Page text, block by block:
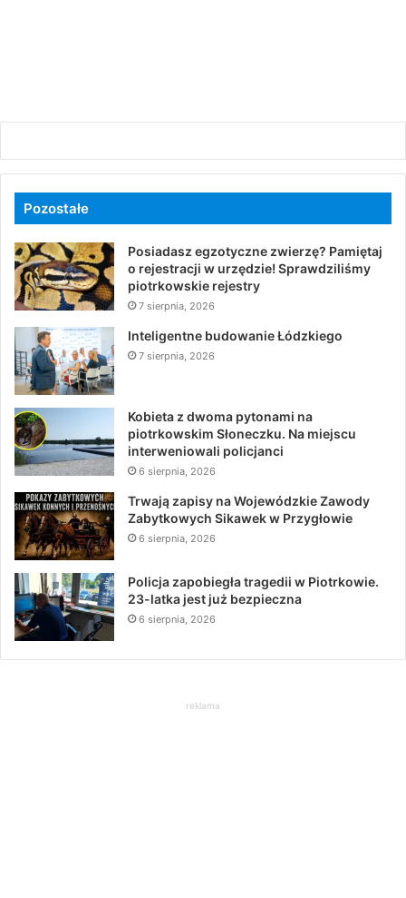
Pozostałe
Posiadasz egzotyczne zwierzę? Pamiętaj
o rejestracji w urzędzie! Sprawdziliśmy
piotrkowskie rejestry
7 sierpnia, 2026
Inteligentne budowanie Łódzkiego
7 sierpnia, 2026
Kobieta z dwoma pytonami na
piotrkowskim Słoneczku. Na miejscu
interweniowali policjanci
6 sierpnia, 2026
Trwają zapisy na Wojewódzkie Zawody
Zabytkowych Sikawek w Przygłowie
6 sierpnia, 2026
Policja zapobiegła tragedii w Piotrkowie.
23-latka jest już bezpieczna
6 sierpnia, 2026
reklama